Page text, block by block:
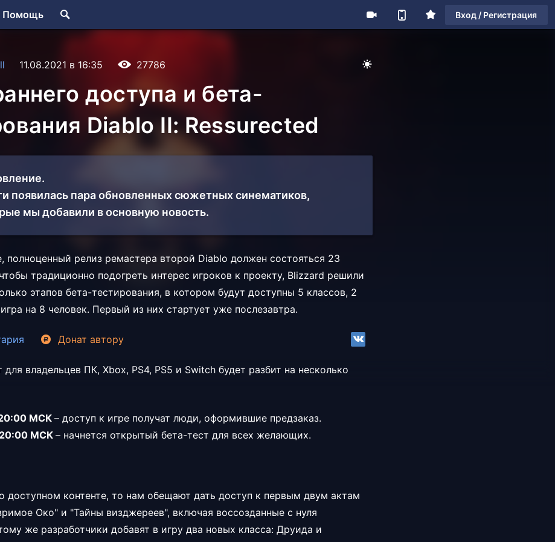
Помощь Вход / Регистрация
11.08.2021 в 16:35 27786
доступа и бета-
Diablo II: Ressurected
появилась пара обновленных сюжетных синематиков,
мы добавили в основную новость.
полноценный релиз ремастера второй Diablo должен состояться 23
традиционно подогреть интерес игроков к проекту, Blizzard решили
этапов бета-тестирования, в котором будут доступны 5 классов, 2
на 8 человек. Первый из них стартует уже послезавтра.
Донат автору
для владельцев ПК, Xbox, PS4, PS5 и Switch будет разбит на несколько
20:00 МСК – доступ к игре получат люди, оформившие предзаказ.
20:00 МСК – начнется открытый бета-тест для всех желающих.
доступном контенте, то нам обещают дать доступ к первым двум актам
Око" и "Тайны визджереев", включая воссозданные с нуля
же разработчики добавят в игру два новых класса: Друида и